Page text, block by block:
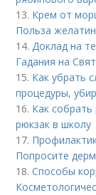
13. Крем от
Польза
14.Доклад на
Гадания на
15. Как убрать
процедуры,
16. Как
рюкзак в школу
17.
Попросите
18.Способы